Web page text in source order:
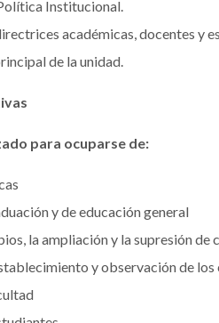
Institucional.
académicas, docentes y
de la unidad.
para ocuparse de:
y de educación general
la ampliación y la supresión
y observación de